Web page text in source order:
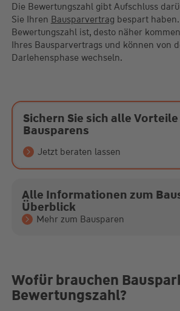
Die Bewertungszahl gibt Aufschluss
Sie Ihren Bausparvertrag bespart
Bewertungszahl ist, desto näher
Ihres Bausparvertrags und können von
Darlehensphase wechseln.
Sichern Sie sich alle
Bausparens
Jetzt beraten lassen
Alle Informationen zum
Überblick
Mehr zum Bausparen
Wofür brauchen
Bewertungszahl?